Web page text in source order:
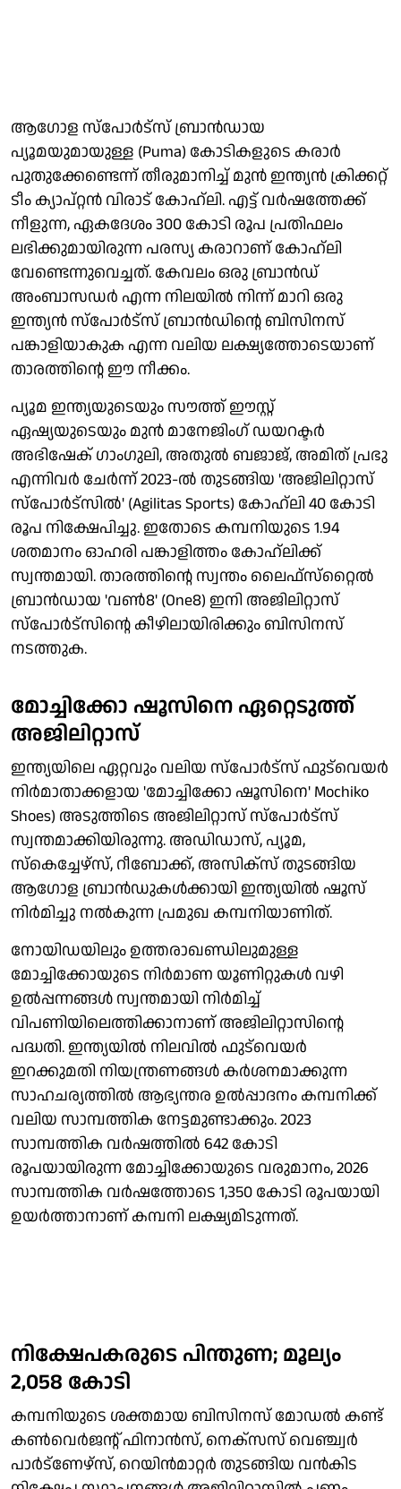
ആഗോള സ്‌പോര്‍ട്‌സ് ബ്രാന്‍ഡായ
പ്യൂമയുമായുള്ള (Puma) കോടികളുടെ കരാര്‍
പുതുക്കേണ്ടെന്ന് തീരുമാനിച്ച് മുന്‍ ഇന്ത്യന്‍ ക്രിക്കറ്റ്
ടീം ക്യാപ്റ്റന്‍ വിരാട് കോഹ്ലി. എട്ട് വര്‍ഷത്തേക്ക്
നീളുന്ന, ഏകദേശം 300 കോടി രൂപ പ്രതിഫലം
ലഭിക്കുമായിരുന്ന പരസ്യ കരാറാണ് കോഹ്ലി
വേണ്ടെന്നുവെച്ചത്. കേവലം ഒരു ബ്രാന്‍ഡ്
അംബാസഡര്‍ എന്ന നിലയില്‍ നിന്ന് മാറി ഒരു
ഇന്ത്യന്‍ സ്‌പോര്‍ട്‌സ് ബ്രാന്‍ഡിന്റെ ബിസിനസ്
പങ്കാളിയാകുക എന്ന വലിയ ലക്ഷ്യത്തോടെയാണ്
താരത്തിന്റെ ഈ നീക്കം.
പ്യൂമ ഇന്ത്യയുടെയും സൗത്ത് ഈസ്റ്റ്
ഏഷ്യയുടെയും മുന്‍ മാനേജിംഗ് ഡയറക്ടര്‍
അഭിഷേക് ഗാംഗുലി, അതുല്‍ ബജാജ്, അമിത് പ്രഭു
എന്നിവര്‍ ചേര്‍ന്ന് 2023-ല്‍ തുടങ്ങിയ 'അജിലിറ്റാസ്
സ്‌പോര്‍ട്‌സില്‍' (Agilitas Sports) കോഹ്ലി 40 കോടി
രൂപ നിക്ഷേപിച്ചു. ഇതോടെ കമ്പനിയുടെ 1.94
ശതമാനം ഓഹരി പങ്കാളിത്തം കോഹ്ലിക്ക്
സ്വന്തമായി. താരത്തിന്റെ സ്വന്തം ലൈഫ്‌സ്‌റ്റൈല്‍
ബ്രാന്‍ഡായ 'വണ്‍8' (One8) ഇനി അജിലിറ്റാസ്
സ്‌പോര്‍ട്‌സിന്റെ കീഴിലായിരിക്കും ബിസിനസ്
നടത്തുക.
മോച്ചിക്കോ ഷൂസിനെ ഏറ്റെടുത്ത്
അജിലിറ്റാസ്
ഇന്ത്യയിലെ ഏറ്റവും വലിയ സ്‌പോര്‍ട്‌സ് ഫുട്‌വെയര്‍
നിര്‍മാതാക്കളായ 'മോച്ചിക്കോ ഷൂസിനെ' Mochiko
Shoes) അടുത്തിടെ അജിലിറ്റാസ് സ്‌പോര്‍ട്‌സ്
സ്വന്തമാക്കിയിരുന്നു. അഡിഡാസ്, പ്യൂമ,
സ്‌കെച്ചേഴ്‌സ്, റീബോക്ക്, അസിക്‌സ് തുടങ്ങിയ
ആഗോള ബ്രാന്‍ഡുകള്‍ക്കായി ഇന്ത്യയില്‍ ഷൂസ്
നിര്‍മിച്ചു നല്‍കുന്ന പ്രമുഖ കമ്പനിയാണിത്.
നോയിഡയിലും ഉത്തരാഖണ്ഡിലുമുള്ള
മോച്ചിക്കോയുടെ നിര്‍മാണ യൂണിറ്റുകള്‍ വഴി
ഉല്‍പ്പന്നങ്ങള്‍ സ്വന്തമായി നിര്‍മിച്ച്
വിപണിയിലെത്തിക്കാനാണ് അജിലിറ്റാസിന്റെ
പദ്ധതി. ഇന്ത്യയില്‍ നിലവില്‍ ഫുട്‌വെയര്‍
ഇറക്കുമതി നിയന്ത്രണങ്ങള്‍ കര്‍ശനമാക്കുന്ന
സാഹചര്യത്തില്‍ ആഭ്യന്തര ഉല്‍പ്പാദനം കമ്പനിക്ക്
വലിയ സാമ്പത്തിക നേട്ടമുണ്ടാക്കും. 2023
സാമ്പത്തിക വര്‍ഷത്തില്‍ 642 കോടി
രൂപയായിരുന്ന മോച്ചിക്കോയുടെ വരുമാനം, 2026
സാമ്പത്തിക വര്‍ഷത്തോടെ 1,350 കോടി രൂപയായി
ഉയര്‍ത്താനാണ് കമ്പനി ലക്ഷ്യമിടുന്നത്.
നിക്ഷേപകരുടെ പിന്തുണ; മൂല്യം
2,058 കോടി
കമ്പനിയുടെ ശക്തമായ ബിസിനസ് മോഡല്‍ കണ്ട്
കണ്‍വെര്‍ജന്റ് ഫിനാന്‍സ്, നെക്‌സസ് വെഞ്ച്വര്‍
പാര്‍ട്‌ണേഴ്‌സ്, റെയിന്‍മാറ്റര്‍ തുടങ്ങിയ വന്‍കിട